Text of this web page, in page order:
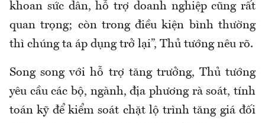
khoan sức dân, hỗ trợ doanh nghiệp cũng rất
quan trọng; còn trong điều kiện bình thường
thì chúng ta áp dụng trở lại”, Thủ tướng nêu rõ.
Song song với hỗ trợ tăng trưởng, Thủ tướng
yêu cầu các bộ, ngành, địa phương rà soát, tính
toán kỹ để kiểm soát chặt lộ trình tăng giá đối